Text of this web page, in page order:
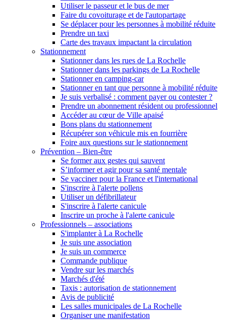
Utiliser le passeur et le bus de mer
Faire du covoiturage et de l'autopartage
Se déplacer pour les personnes à mobilité réduite
Prendre un taxi
Carte des travaux impactant la circulation
Stationnement
Stationner dans les rues de La Rochelle
Stationner dans les parkings de La Rochelle
Stationner en camping-car
Stationner en tant que personne à mobilité réduite
Je suis verbalisé : comment payer ou contester ?
Prendre un abonnement résident ou professionnel
Accéder au cœur de Ville apaisé
Bons plans du stationnement
Récupérer son véhicule mis en fourrière
Foire aux questions sur le stationnement
Prévention – Bien-être
Se former aux gestes qui sauvent
S’informer et agir pour sa santé mentale
Se vacciner pour la France et l'international
S'inscrire à l'alerte pollens
Utiliser un défibrillateur
S'inscrire à l'alerte canicule
Inscrire un proche à l'alerte canicule
Professionnels – associations
S'implanter à La Rochelle
Je suis une association
Je suis un commerce
Commande publique
Vendre sur les marchés
Marchés d'été
Taxis : autorisation de stationnement
Avis de publicité
Les salles municipales de La Rochelle
Organiser une manifestation